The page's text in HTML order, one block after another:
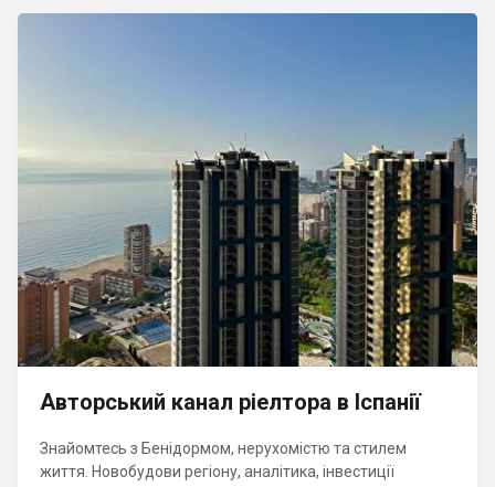
Авторський канал ріелтора в Іспанії
Знайомтесь з Бенідормом, нерухомістю та стилем
життя. Новобудови регіону, аналітика, інвестиції